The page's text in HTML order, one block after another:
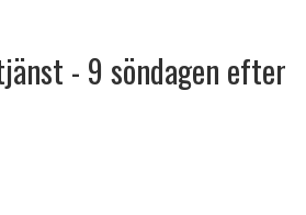
- 9 söndagen efter